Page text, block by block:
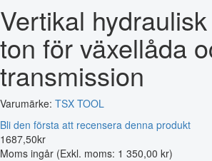
Vertikal
ton för växellåda
transmission
Varumärke: TSX TOOL
Bli den första att recensera denna produkt
1687,50kr
Moms ingår (Exkl. moms: 1 350,00 kr)